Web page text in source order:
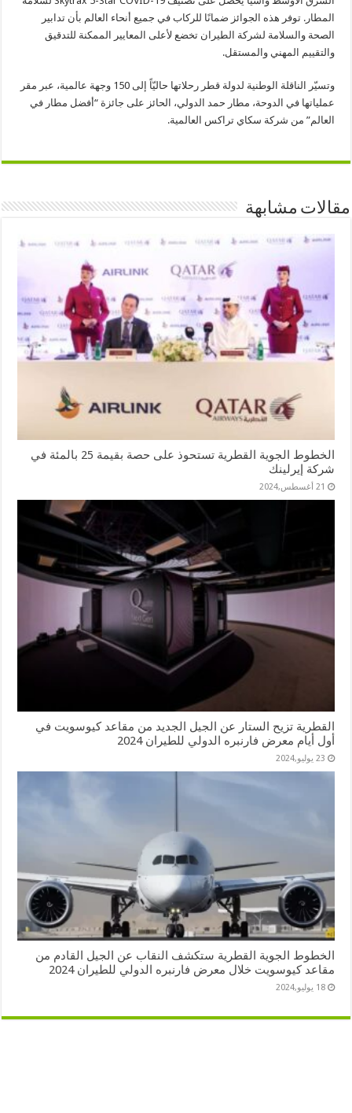
المطار. توفر هذه الجوائز ضمانًا للركاب في جميع أنحاء العالم بأن تدابير
الصحة والسلامة لشركة الطيران تخضع لأعلى المعايير الممكنة للتدقيق
والتقييم المهني والمستقل.
وتسيّر الناقلة الوطنية لدولة قطر رحلاتها حاليّاً إلى 150 وجهة عالمية، عبر مقر
عملياتها في الدوحة، مطار حمد الدولي، الحائز على جائزة “أفضل مطار في
العالم” من شركة سكاي تراكس العالمية.
مقالات مشابهة
الخطوط الجوية القطرية تستحوذ على حصة بقيمة 25 بالمئة في
شركة إيرلينك
21 أغسطس,2024
القطرية تزيح الستار عن الجيل الجديد من مقاعد كيوسويت في
أول أيام معرض فارنبره الدولي للطيران 2024
23 يوليو,2024
الخطوط الجوية القطرية ستكشف النقاب عن الجيل القادم من
مقاعد كيوسويت خلال معرض فارنبره الدولي للطيران 2024
18 يوليو,2024